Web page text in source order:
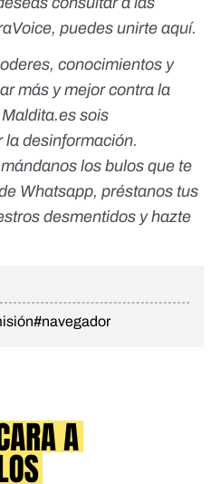
puedes unirte aquí.
conocimientos y
más y mejor contra la
Maldita.es sois
desinformación.
mándanos los bulos que te
Whatsapp, préstanos tus
desmentidos yhazte
#navegador